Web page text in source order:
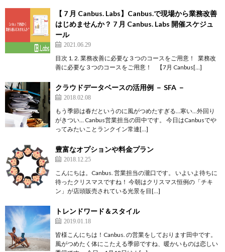
【 7 月 Canbus. Labs】Canbus.で現場から業務改善
はじめませんか？ 7 月 Canbus. Labs 開催スケジュ
ール
2021.06.29
目次 1. 2. 業務改善に必要な３つのコースをご用意！ 業務改
善に必要な３つのコースをご用意！ 【7月 Canbus[…]
クラウドデータベースの活用例 － SFA －
2018.02.08
もう季節は春だというのに風がつめたすぎる…寒い…外回り
がきつい… Canbus営業担当の田中です。 今日はCanbusでや
ってみたいことランクイン常連[…]
豊富なオプションや料金プラン
2018.12.25
こんにちは。Canbus. 営業担当の瀧口です。 いよいよ待ちに
待ったクリスマスですね！ 今朝はクリスマス恒例の「チキ
ン」が店頭販売されている光景を目[…]
トレンドワード＆スタイル
2019.01.18
皆様こんにちは！Canbus. の営業をしております田中です。
風がつめたく体にこたえる季節ですね、暖かいものは恋しい